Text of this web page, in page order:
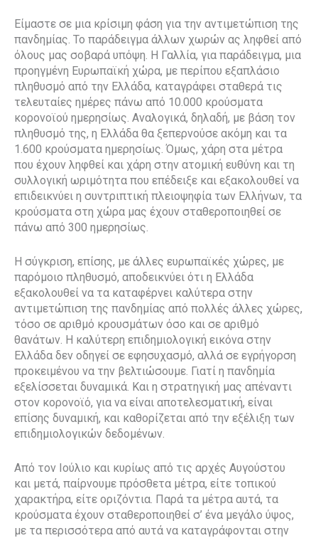
Είμαστε σε μια κρίσιμη φάση για την αντιμετώπιση της
πανδημίας. Το παράδειγμα άλλων χωρών ας ληφθεί από
όλους μας σοβαρά υπόψη. Η Γαλλία, για παράδειγμα, μια
προηγμένη Ευρωπαϊκή χώρα, με περίπου εξαπλάσιο
πληθυσμό από την Ελλάδα, καταγράφει σταθερά τις
τελευταίες ημέρες πάνω από 10.000 κρούσματα
κορονοϊού ημερησίως. Αναλογικά, δηλαδή, με βάση τον
πληθυσμό της, η Ελλάδα θα ξεπερνούσε ακόμη και τα
1.600 κρούσματα ημερησίως. Όμως, χάρη στα μέτρα
που έχουν ληφθεί και χάρη στην ατομική ευθύνη και τη
συλλογική ωριμότητα που επέδειξε και εξακολουθεί να
επιδεικνύει η συντριπτική πλειοψηφία των Ελλήνων, τα
κρούσματα στη χώρα μας έχουν σταθεροποιηθεί σε
πάνω από 300 ημερησίως.
Η σύγκριση, επίσης, με άλλες ευρωπαϊκές χώρες, με
παρόμοιο πληθυσμό, αποδεικνύει ότι η Ελλάδα
εξακολουθεί να τα καταφέρνει καλύτερα στην
αντιμετώπιση της πανδημίας από πολλές άλλες χώρες,
τόσο σε αριθμό κρουσμάτων όσο και σε αριθμό
θανάτων. Η καλύτερη επιδημιολογική εικόνα στην
Ελλάδα δεν οδηγεί σε εφησυχασμό, αλλά σε εγρήγορση
προκειμένου να την βελτιώσουμε. Γιατί η πανδημία
εξελίσσεται δυναμικά. Και η στρατηγική μας απέναντι
στον κορονοϊό, για να είναι αποτελεσματική, είναι
επίσης δυναμική, και καθορίζεται από την εξέλιξη των
επιδημιολογικών δεδομένων.
Από τον Ιούλιο και κυρίως από τις αρχές Αυγούστου
και μετά, παίρνουμε πρόσθετα μέτρα, είτε τοπικού
χαρακτήρα, είτε οριζόντια. Παρά τα μέτρα αυτά, τα
κρούσματα έχουν σταθεροποιηθεί σ’ ένα μεγάλο ύψος,
με τα περισσότερα από αυτά να καταγράφονται στην